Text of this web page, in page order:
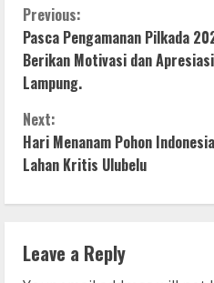
C
o
n
t
i
n
u
Previous:
Pasca Pengamanan Pilkada
Berikan Motivasi dan
Lampung.
Next:
Hari Menanam Pohon
Lahan Kritis Ulubelu
Leave a Reply